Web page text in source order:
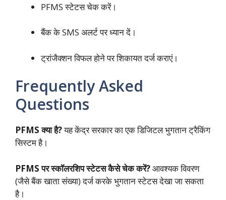
PFMS स्टेटस चेक करें।
बैंक के SMS अलर्ट पर ध्यान दें।
ट्रांजैक्शन विफल होने पर शिकायत दर्ज कराएं।
Frequently Asked
Questions
PFMS क्या है?यह केंद्र सरकार का एक डिजिटल भुगतान ट्रैकिंग
सिस्टम है।
PFMS पर स्कॉलरशिप स्टेटस कैसे चेक करें?आवश्यक विवरण
(जैसे बैंक खाता संख्या) दर्ज करके भुगतान स्टेटस देखा जा सकता
है।